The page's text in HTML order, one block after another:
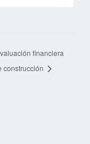
financiera
construcción